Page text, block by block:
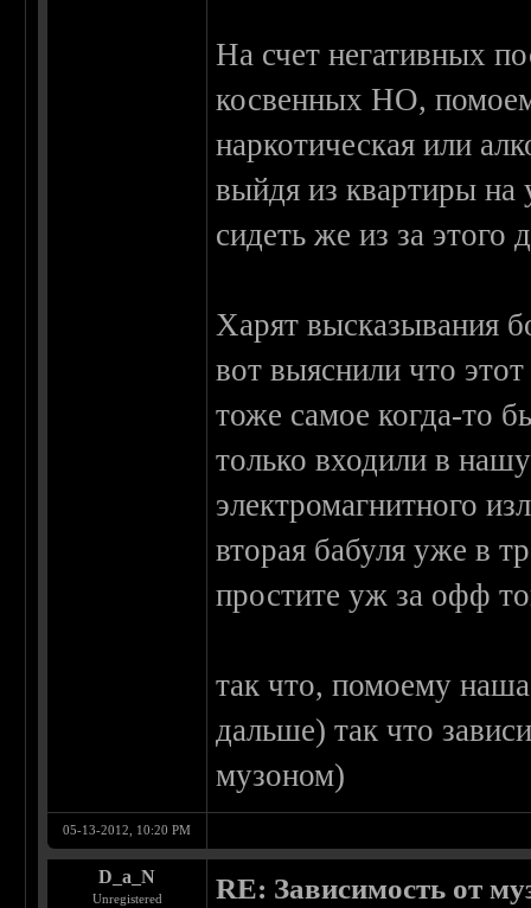
На счет негативных
косвенных НО,
наркотическая или
выйдя из квартиры
сидеть же из за этого
Харят высказывания
вот выяснили что
тоже самое когда-то
только входили в
электромагнитного
вторая бабуля уже в
простите уж за офф
так что, помоему наша
дальше) так что
музоном)
05-13-2012, 10:20 PM
D_a_N
Unregistered RE: Зависимость от